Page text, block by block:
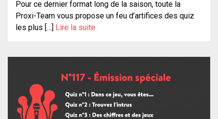
Pour ce dernier format long de la saison, toute la
Proxi-Team vous propose un feu d’artifices des quiz
les plus […] Lire la suite